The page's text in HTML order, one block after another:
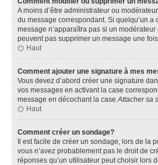
A moins d’être administrateur ou
du message correspondant. Si quelqu’un a
message n’apparaîtra pas si un
peuvent pas supprimer un message une
Haut
Comment ajouter une signature à mes
Vous devez d’abord créer une signature
vos messages en activant la case
message en décochant la caseAttacher sa
Haut
Comment créer un sondage?
Il est facile de créer un sondage, lors de la
vous n’avez probablement pas le droit de
réponses qu’un utilisateur peut choisir lors